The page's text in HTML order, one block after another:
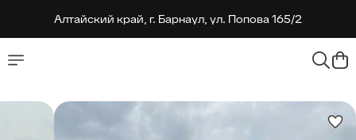
Алтайский край, г. Барнаул, ул. Попова 165/2